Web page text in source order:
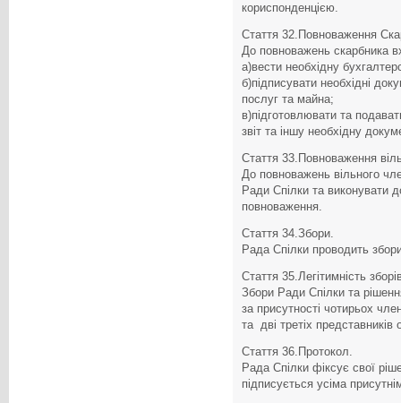
кориспонденцією.
Стаття 32.Повноваження
До повноважень скарбника
а)вести необхідну
б)підписувати необхідні
послуг та майна;
в)підготовлювати та
звіт та іншу необхідну
Стаття 33.Повноваження
До повноважень вільного
Ради Спілки та виконувати
повноваження.
Стаття 34.Збори.
Рада Спілки проводить
Стаття 35.Легітимність
Збори Ради Спілки та
за присутності чотирьох
та дві третіх представників
Стаття 36.Протокол.
Рада Спілки фіксує свої
підписується усіма